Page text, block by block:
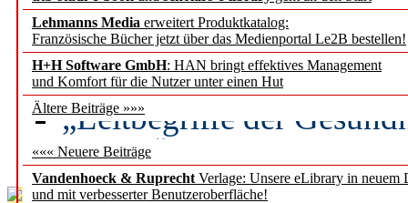
Lehmanns Media erweitert Produktkatalog:
Französische Bücher jetzt über das Medienportal Le2B bestellen!
H+H Software GmbH: HAN bringt effektives Management
und Komfort für die Nutzer unter einen Hut
Ältere Beiträge »»»
««« Neuere Beiträge
Vandenhoeck & Ruprecht Verlage: Unsere eLibrary in neuem
und mit verbesserter Benutzeroberfläche!
Künstliche Intelligenz
besser zu verstehen
„Leitbegriffe der
des BIÖG erscheinen